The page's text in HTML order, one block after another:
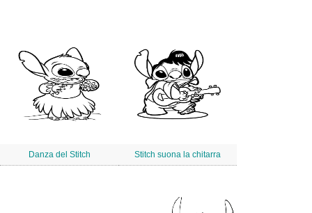
Danza del Stitch Stitch suona la chitarra